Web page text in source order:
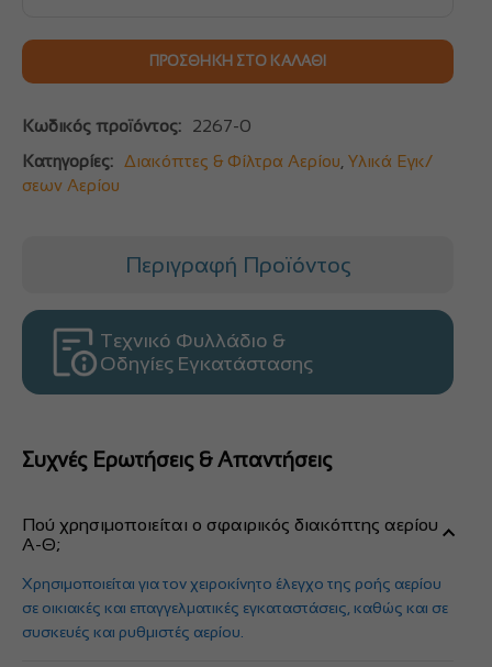
ΠΡΟΣΘΉΚΗ ΣΤΟ ΚΑΛΆΘΙ
Κωδικός προϊόντος:
2267-0
Κατηγορίες:
Διακόπτες & Φίλτρα Αερίου Υλικά Εγκ/
σεων Αερίου
Περιγραφή Προϊόντος
Τεχνικό Φυλλάδιο &
Οδηγίες Εγκατάστασης
Συχνές Ερωτήσεις & Απαντήσεις
Πού χρησιμοποιείται ο σφαιρικός διακόπτης αερίου
Α-Θ;
Χρησιμοποιείται για τον χειροκίνητο έλεγχο της ροής αερίου
σε οικιακές και επαγγελματικές εγκαταστάσεις, καθώς και σε
συσκευές και ρυθμιστές αερίου.